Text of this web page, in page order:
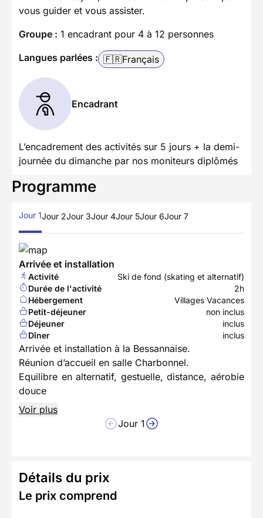
vous guider et vous assister.
Groupe : 1 encadrant pour 4 à 12 personnes
Langues parlées : 🇫🇷Français
Encadrant
L’encadrement des activités sur 5 jours + la demi-
journée du dimanche par nos moniteurs diplômés
Programme
Jour 1Jour 2Jour 3Jour 4Jour 5Jour 6Jour 7
Arrivée et installation
Activité
Ski de fond (skating et alternatif)
Durée de l'activité
2h
Hébergement
Villages Vacances
Petit-déjeuner
non inclus
Déjeuner
inclus
Dîner
inclus
Arrivée et installation à la Bessannaise.
Réunion d’accueil en salle Charbonnel.
Equilibre en alternatif, gestuelle, distance, aérobie
douce
Voir plus
Jour 1
Détails du prix
Le prix comprend